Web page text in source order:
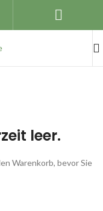
leer.
Warenkorb, bevor Sie